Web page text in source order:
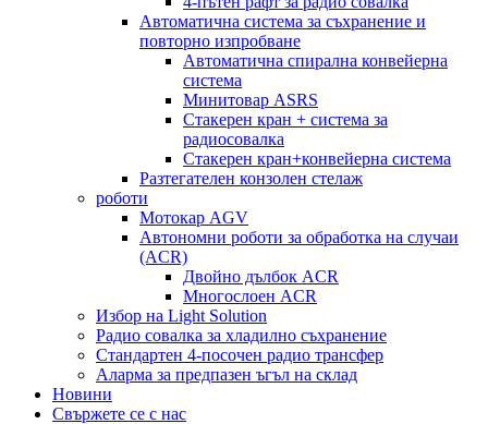
Автоматична система за съхранение и
повторно изпробване
Автоматична спирална конвейерна
система
Минитовар ASRS
Стакерен кран + система за
радиосовалка
Стакерен кран+конвейерна система
Разтегателен конзолен стелаж
роботи
Мотокар AGV
Автономни роботи за обработка на случаи
(ACR)
Двойно дълбок ACR
Многослоен ACR
Избор на Light Solution
Радио совалка за хладилно съхранение
Стандартен 4-посочен радио трансфер
Аларма за предпазен ъгъл на склад
Новини
Свържете се с нас